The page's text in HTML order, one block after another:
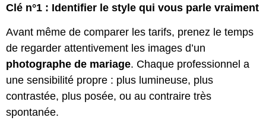
Clé n°1 : Identifier le style qui vous parle vraiment
Avant même de comparer les tarifs, prenez le temps
de regarder attentivement les images d’un
photographe de mariage. Chaque professionnel a
une sensibilité propre : plus lumineuse, plus
contrastée, plus posée, ou au contraire très
spontanée.